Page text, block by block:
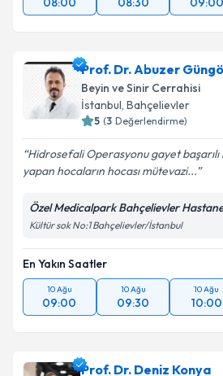
Prof. Dr. Abuzer
Beyin ve Sinir Cerrahisi
İstanbul, Bahçelievler
5 (3 Değerlendirme)
Hidrosefali Operasyonu gayet başarılı
yapan hocaların hocası mütevazi...
Özel Medicalpark Bahçelievler
Kültür sok No:1 Bahçelievler/İstanbul
En Yakın Saatler
10 Ağu
09:00
10 Ağu
09:30
10 Ağu
10:00
Prof. Dr. Deniz Konya